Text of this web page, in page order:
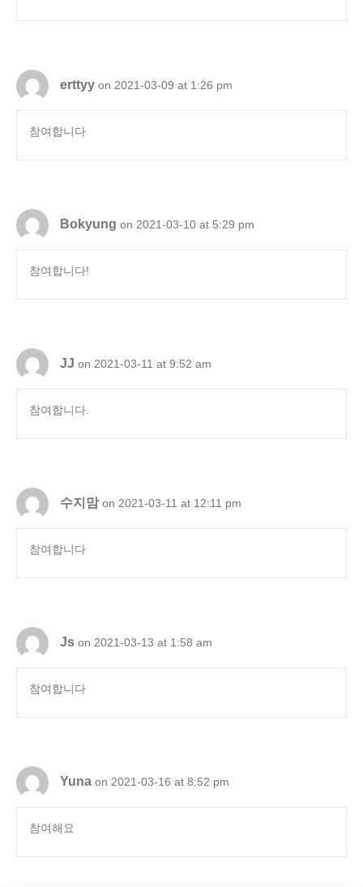
erttyy on 2021-03-09 at 1:26 pm
참여합니다
Bokyung on 2021-03-10 at 5:29 pm
참여합니다!
JJ on 2021-03-11 at 9:52 am
참여합니다.
수지맘 on 2021-03-11 at 12:11 pm
참여합니다
Js on 2021-03-13 at 1:58 am
참여합니다
Yuna on 2021-03-16 at 8:52 pm
참여해요